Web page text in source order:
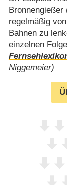
Bronnengießer
regelmäßig
Bahnen zu
einzelnen
Niggemeier)